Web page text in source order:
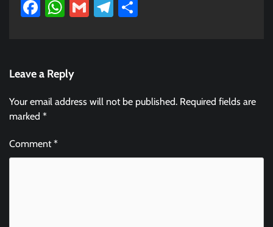
Facebook
WhatsApp
GmailTelegram
Leave a Reply
Your email address will not be published. Required fields are
marked *
Comment*